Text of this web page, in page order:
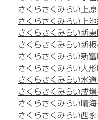
さくらさくみらい上
さくらさくみらい上
さくらさくみらい新
さくらさくみらい新
さくらさくみらい新
さくらさくみらい人
さくらさくみらい水
さくらさくみらい成
さくらさくみらい晴
さくらさくみらい西